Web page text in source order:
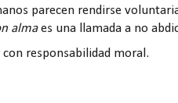
parecen rendirse
almaes una llamada a no
responsabilidad moral.